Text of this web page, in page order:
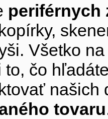
periférnych
Všetko
čo
tovaru